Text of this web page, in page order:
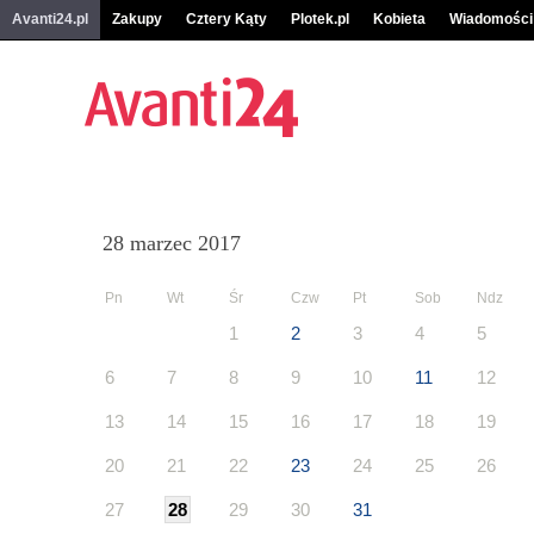
Avanti24.pl Zakupy Cztery Kąty Plotek.pl Kobieta Wiadomości
28 marzec 2017
Pn Wt Śr Czw Pt Sob Ndz
1 2 3 4 5
6 7 8 9 10 11 12
13 14 15 16 17 18 19
20 21 22 23 24 25 26
27 28 29 30 31